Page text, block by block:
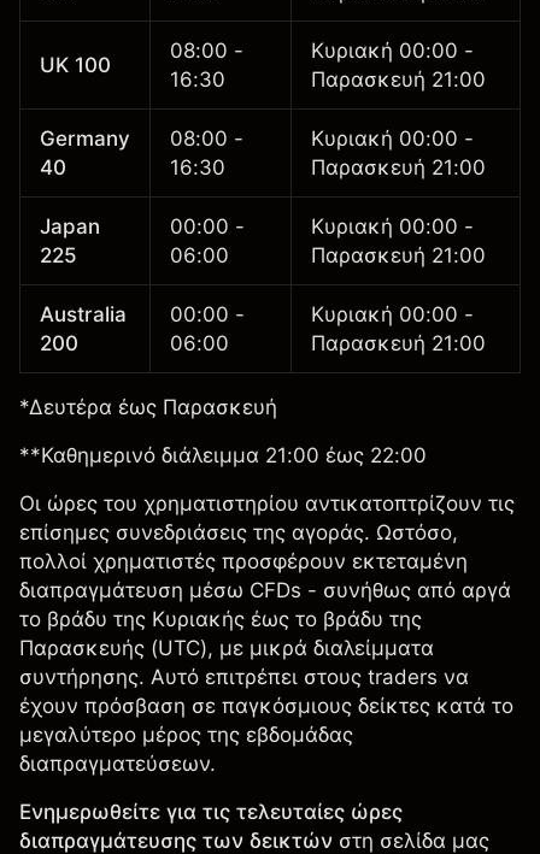
UK 100
08:00 -
16:30
Κυριακή 00:00 -
Παρασκευή 21:00
Germany
40
08:00 -
16:30
Κυριακή 00:00 -
Παρασκευή 21:00
Japan
225
00:00 -
06:00
Κυριακή 00:00 -
Παρασκευή 21:00
Australia
200
00:00 -
06:00
Κυριακή 00:00 -
Παρασκευή 21:00
*Δευτέρα έως Παρασκευή
**Καθημερινό διάλειμμα 21:00 έως 22:00
Οι ώρες του χρηματιστηρίου αντικατοπτρίζουν τις
επίσημες συνεδριάσεις της αγοράς. Ωστόσο,
πολλοί χρηματιστές προσφέρουν εκτεταμένη
διαπραγμάτευση μέσω CFDs - συνήθως από αργά
το βράδυ της Κυριακής έως το βράδυ της
Παρασκευής (UTC), με μικρά διαλείμματα
συντήρησης. Αυτό επιτρέπει στους traders να
έχουν πρόσβαση σε παγκόσμιους δείκτες κατά το
μεγαλύτερο μέρος της εβδομάδας
διαπραγματεύσεων.
Ενημερωθείτε για τις τελευταίες ώρες
διαπραγμάτευσης των δεικτών στη σελίδα μας